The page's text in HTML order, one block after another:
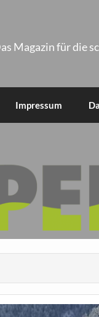
Magazin für die
Impressum